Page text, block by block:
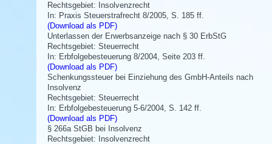
Rechtsgebiet: Insolvenzrecht
In: Praxis Steuerstrafrecht 8/2005, S. 185 ff.
(Download als PDF)
Unterlassen der Erwerbsanzeige nach § 30 ErbStG
Rechtsgebiet: Steuerrecht
In: Erbfolgebesteuerung 8/2004, Seite 203 ff.
(Download als PDF)
Schenkungssteuer bei Einziehung des GmbH-Anteils nach
Insolvenz
Rechtsgebiet: Steuerrecht
In: Erbfolgebesteuerung 5-6/2004, S. 142 ff.
(Download als PDF)
§ 266a StGB bei Insolvenz
Rechtsgebiet: Insolvenzrecht